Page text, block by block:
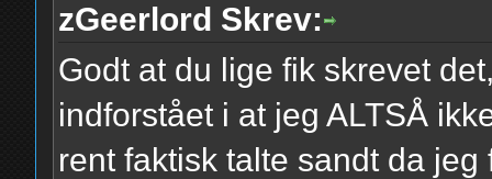
zGeerlord Skrev:
Godt at du lige fik skrevet
indforstået i at jeg ALTSÅ
rent faktisk talte sandt da